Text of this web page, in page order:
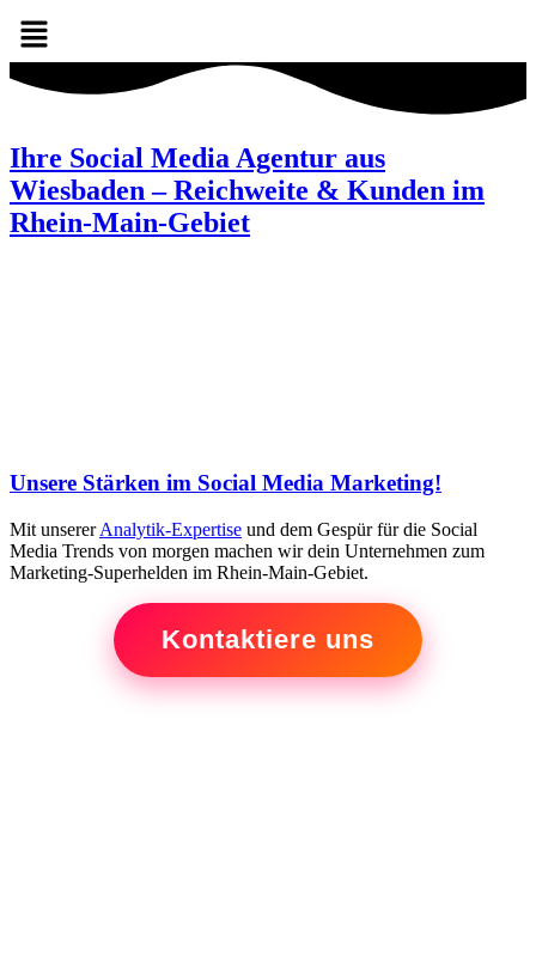
Ihre Social Media Agentur aus
Wiesbaden – Reichweite & Kunden im
Rhein-Main-Gebiet
Unsere Stärken im Social Media Marketing!
Mit unsererAnalytik-Expertise und dem Gespür für die Social
Media Trends von morgen machen wir dein Unternehmen zum
Marketing-Superhelden im Rhein-Main-Gebiet.
Kontaktiere uns